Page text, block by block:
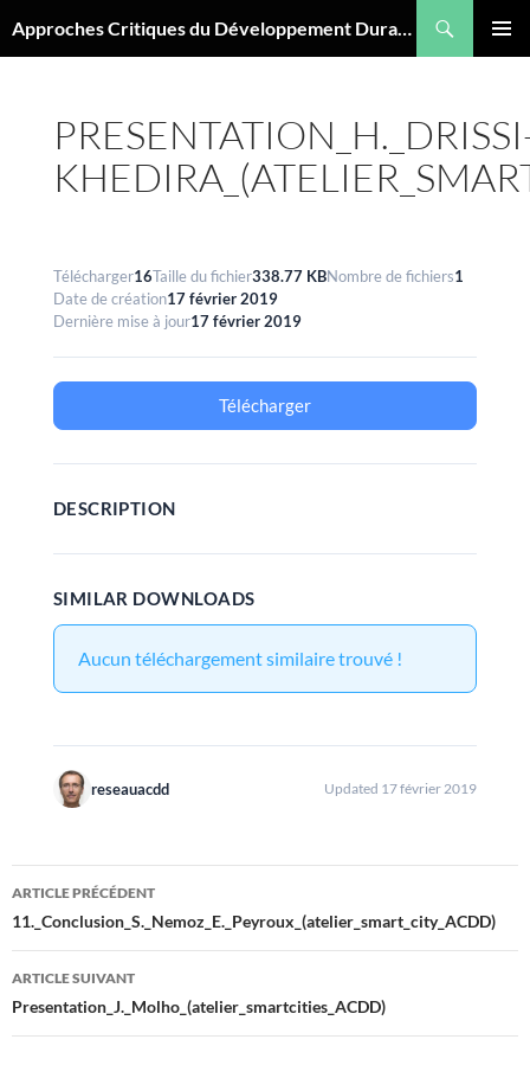
au
Approches Critiques du Développement Durable
Télécharger16Taille du fichier338.77 KBNombre de fichiers1
Date de création17 février 2019
Dernière mise à jour17 février 2019
Télécharger
DESCRIPTION
SIMILAR DOWNLOADS
Aucun téléchargement similaire trouvé !
reseauacdd Updated 17 février 2019
Navigation
des
articles
ARTICLE PRÉCÉDENT
11._Conclusion_S._Nemoz_E._Peyroux_(atelier_smart_city_ACDD)
ARTICLE SUIVANT
Presentation_J._Molho_(atelier_smartcities_ACDD)